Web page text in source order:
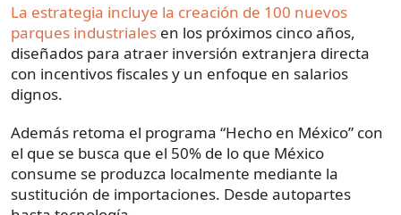
La estrategia incluye la creación de 100 nuevos
parques industriales en los próximos cinco años,
diseñados para atraer inversión extranjera directa
con incentivos fiscales y un enfoque en salarios
dignos.
Además retoma el programa “Hecho en México” con
el que se busca que el 50% de lo que México
consume se produzca localmente mediante la
sustitución de importaciones. Desde autopartes